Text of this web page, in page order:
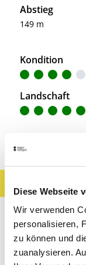
Diese Webseite
Wir verwenden
personalisieren,
zu können und
zuanalysieren.
Abstieg
149 m
Kondition
Landschaft
Sehenswertes
Museen &
Touren